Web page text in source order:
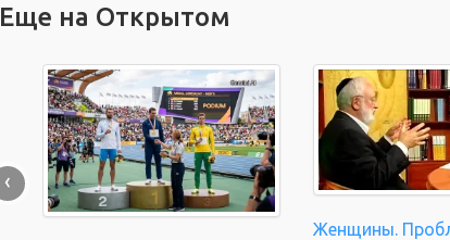
Еще на Открытом
Женщины.
‹